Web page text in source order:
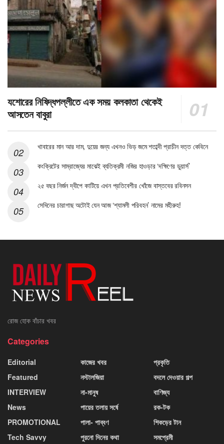
যশোরের নিষিদ্ধপল্লীতে এক সময় কলকাতা থেকেই
আসতেন বাবুরা
খাবারের মান আর দাম, দুয়ের জন্য এখনও ভিড় জমে শতাব্দী প্রাচীন দত্ত কেবিনে
কংক্রিটের সাম্রাজ্যের মাঝেই ব্যতিক্রমী নজির হাওড়ার ‘দক্ষিণের ডুয়ার্স’
২৫ বছর নির্জন দ্বীপে কাটিয়ে এখন প্রতিবেশীর খোঁজে বাস্তবের রবিনসন
সেদিনের চারাগাছ অটোই যেন আজ ‘শ্যামলী পরিবহন’ নামের মহীরুহ!
রোজ হোক বাঁচার খবর
Categories
Editorial
Featured
INTERVIEW
News
PROMOTIONAL
Tech Savvy
কাজের খবর
নস্টালজিয়া
না-মানুষ
পায়ের তলায় সর্ষে
পালা- পাব্বণ
পুরনো দিনের কথা
প্রকৃতি
বদলে দেওয়ার গল্প
বাণিজ্য
রক-টক
শিকড়ের টান
সমপ্রেমী